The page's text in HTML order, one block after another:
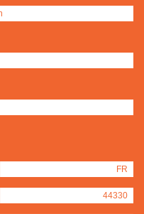
FR
44330